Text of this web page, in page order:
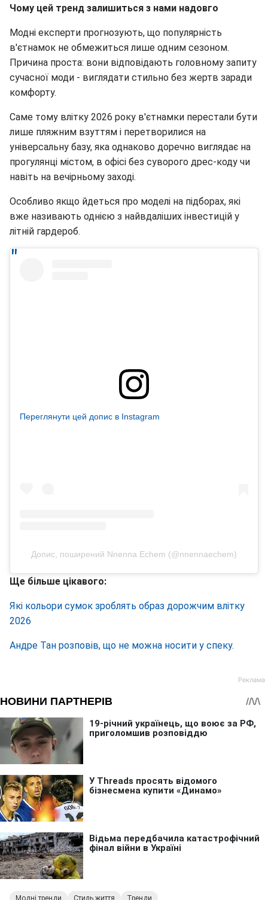
Чому цей тренд залишиться з нами надовго
Модні експерти прогнозують, що популярність
в'єтнамок не обмежиться лише одним сезоном.
Причина проста: вони відповідають головному запиту
сучасної моди - виглядати стильно без жертв заради
комфорту.
Саме тому влітку 2026 року в'єтнамки перестали бути
лише пляжним взуттям і перетворилися на
універсальну базу, яка однаково доречно виглядає на
прогулянці містом, в офісі без суворого дрес-коду чи
навіть на вечірньому заході.
Особливо якщо йдеться про моделі на підборах, які
вже називають однією з найвдаліших інвестицій у
літній гардероб.
Переглянути цей допис в Instagram
Допис, поширений Nnenna Echem (@nnennaechem)
Ще більше цікавого:
Які кольори сумок зроблять образ дорожчим влітку
2026
Андре Тан розповів, що не можна носити у спеку.
Модні тренди Стиль життя Тренди